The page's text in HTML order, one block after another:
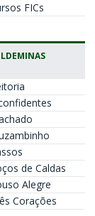
FICs
de Caldas
Alegre
Corações